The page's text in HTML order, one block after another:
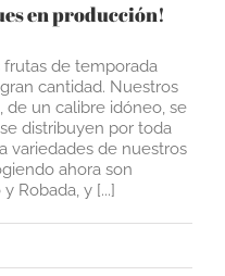
en producción!
frutas de temporada
cantidad. Nuestros
de un calibre idóneo, se
distribuyen por toda
variedades de nuestros
ahora son
Robada, y [...]